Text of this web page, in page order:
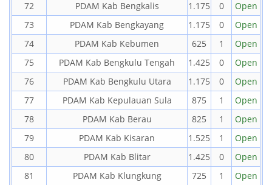
72
PDAM Kab Bengkalis 1.175 0
Open
73
PDAM Kab Bengkayang 1.175 0
Open
74
PDAM Kab Kebumen 625 1
Open
75
PDAM Kab Bengkulu Tengah 1.425 0
Open
76
PDAM Kab Bengkulu Utara 1.175 0
Open
77
PDAM Kab Kepulauan Sula 875 1
Open
78
PDAM Kab Berau 825 1
Open
79
PDAM Kab Kisaran 1.525 1
Open
80
PDAM Kab Blitar 1.425 0
Open
81
PDAM Kab Klungkung 725 1
Open